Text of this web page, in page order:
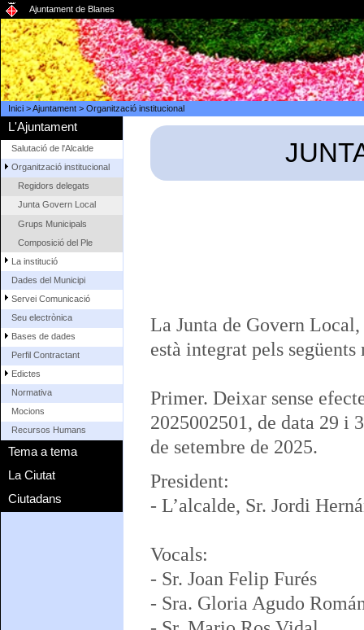
Ajuntament de Blanes
Inici>Ajuntament> Organització institucional
L'Ajuntament
Salutació de l'Alcalde
Organització institucional
Regidors delegats
Junta Govern Local
Grups Municipals
Composició del Ple
La institució
Dades del Municipi
Servei Comunicació
Seu electrònica
Bases de dades
Perfil Contractant
Edictes
Normativa
Mocions
Recursos Humans
Tema a tema
La Ciutat
Ciutadans
La Junta de Govern
està integrat pels següents
Primer. Deixar sense
2025002501, de data 29 i
de setembre de 2025.
President:
- L’alcalde, Sr. Jordi
Vocals:
- Sr. Joan Felip Furés
- Sra. Gloria Agudo